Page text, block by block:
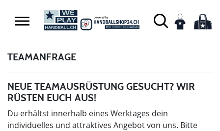
TEAMANFRAGE
NEUE TEAMAUSRÜSTUNG GESUCHT? WIR
RÜSTEN EUCH AUS!
Du erhältst innerhalb eines Werktages dein
individuelles und attraktives Angebot von uns. Bitte